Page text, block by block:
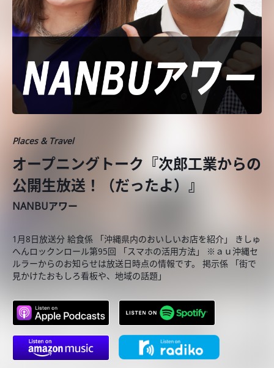
Places & Travel
オープニングトーク『次郎工業からの
公開生放送！（だったよ）』
NANBUアワー
1月8日放送分 給食係 「沖縄県内のおいしいお店を紹介」 きしゅ
へんロックンロール第95回 「スマホの活用方法」 ※ａｕ沖縄セ
ルラーからのお知らせは放送日時点の情報です。 掲示係 「街で
見かけたおもしろ看板や、地域の話題」